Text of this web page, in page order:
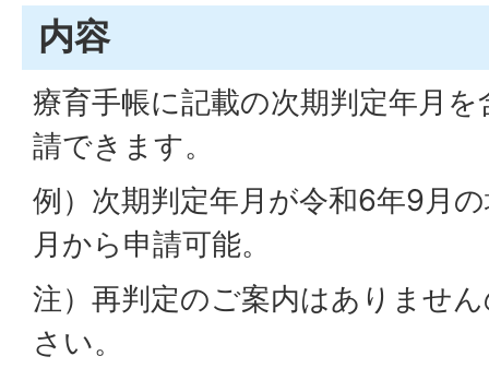
内容
療育手帳に記載の次期判定年月
請できます。
例）次期判定年月が令和6年9月
月から申請可能。
注）再判定のご案内はありませ
さい。